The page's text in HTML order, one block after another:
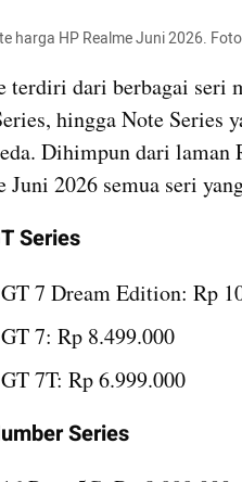
harga HP Realme Juni 2026.
terdiri dari berbagai seri
hingga Note Series
Dihimpun dari
Juni 2026 semua seri
Series
7 Dream Edition: Rp
7: Rp 8.499.000
7T: Rp 6.999.000
Series